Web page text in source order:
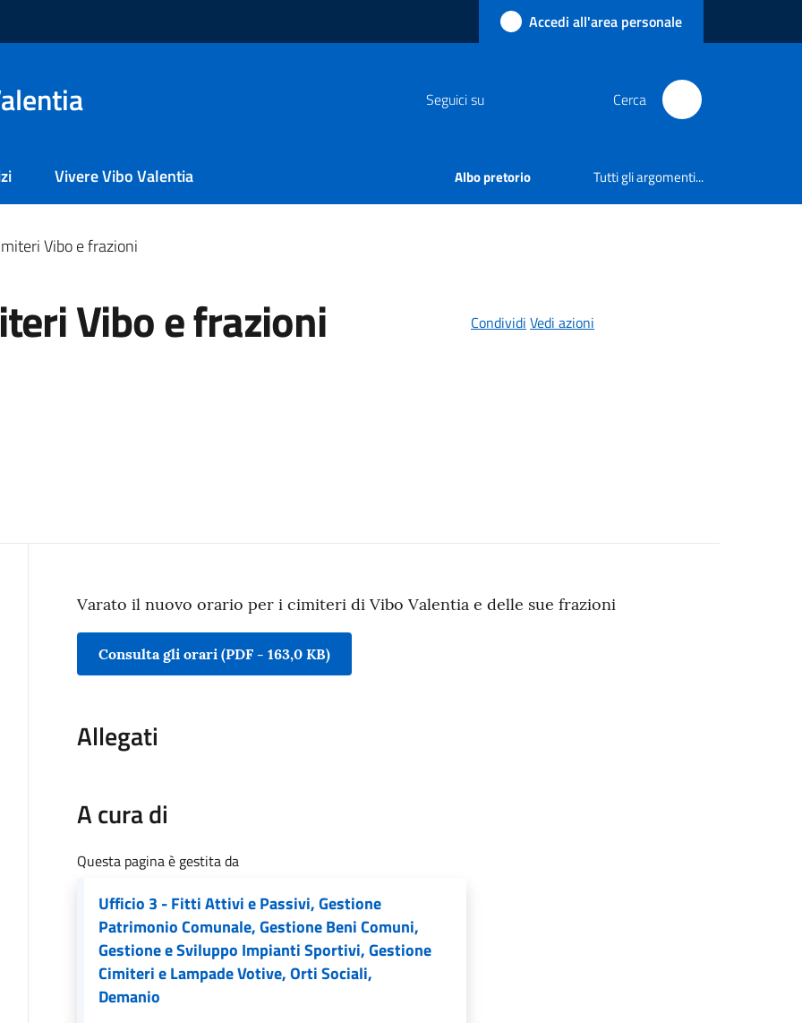
Accedi all'area personale
Seguici su Cerca
Vivere Vibo Valentia Albo pretorio Tutti gli argomenti...
Vibo e frazioni
Vibo e frazioni Condividi Vedi azioni
Contenuto
Varato il nuovo orario per i cimiteri di Vibo Valentia e delle sue frazioni
Consulta gli orari (PDF- 163,0 KB)
Allegati
A cura di
Questa pagina è gestita da
Ufficio 3 - Fitti Attivi e Passivi, Gestione
Patrimonio Comunale, Gestione Beni Comuni,
Gestione e Sviluppo Impianti Sportivi, Gestione
Cimiteri e Lampade Votive, Orti Sociali,
Demanio